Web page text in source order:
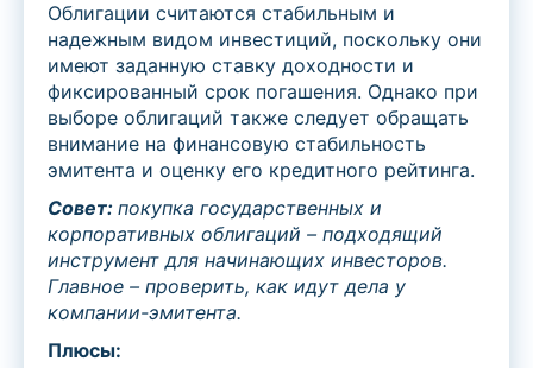
Облигации считаются стабильным и
надежным видом инвестиций, поскольку они
имеют заданную ставку доходности и
фиксированный срок погашения. Однако при
выборе облигаций также следует обращать
внимание на финансовую стабильность
эмитента и оценку его кредитного рейтинга.
Совет: покупка государственных и
корпоративных облигаций – подходящий
инструмент для начинающих инвесторов.
Главное – проверить, как идут дела у
компании-эмитента.
Плюсы: